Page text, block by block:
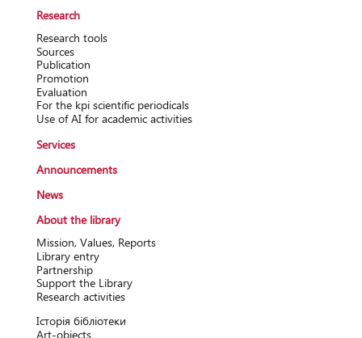
Research
Research tools
Sources
Publication
Promotion
Evaluation
For the kpi scientific periodicals
Use of AI for academic activities
Services
Announcements
News
About the library
Mission, Values, Reports
Library entry
Partnership
Support the Library
Research activitіes
Історія бібліотеки
Art-objects